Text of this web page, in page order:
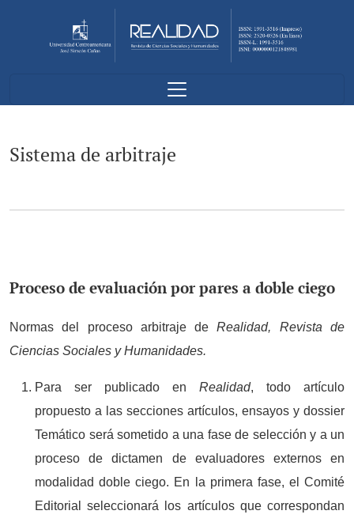
Sistema de arbitraje
Sistema de arbitraje
Proceso de evaluación por pares a doble ciego
Normas del proceso arbitraje deRealidad, Revista de
Ciencias Sociales y Humanidades.
Para ser publicado en Realidad, todo artículo
propuesto a las secciones artículos, ensayos y dossier
Temático será sometido a una fase de selección y a un
proceso de dictamen de evaluadores externos en
modalidad doble ciego. En la primera fase, el Comité
Editorial seleccionará los artículos que correspondan